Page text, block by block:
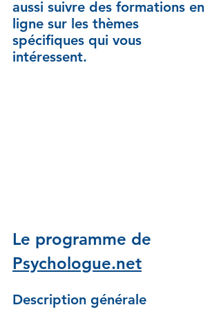
aussi suivre des formations en
ligne sur les thèmes
spécifiques qui vous
intéressent.
Le programme de
Psychologue.net
Description générale